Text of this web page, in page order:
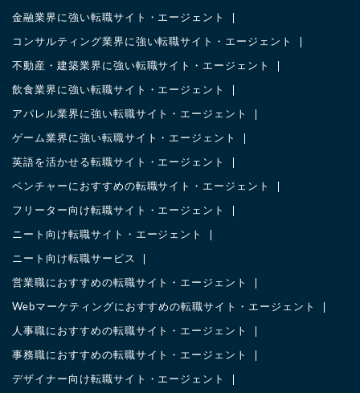
金融業界に強い転職サイト・エージェント
コンサルティング業界に強い転職サイト・エージェント
不動産・建築業界に強い転職サイト・エージェント
飲食業界に強い転職サイト・エージェント
アパレル業界に強い転職サイト・エージェント
ゲーム業界に強い転職サイト・エージェント
英語を活かせる転職サイト・エージェント
ベンチャーにおすすめの転職サイト・エージェント
フリーター向け転職サイト・エージェント
ニート向け転職サイト・エージェント
ニート向け転職サービス
営業職におすすめの転職サイト・エージェント
Webマーケティングにおすすめの転職サイト・エージェント
人事職におすすめの転職サイト・エージェント
事務職におすすめの転職サイト・エージェント
デザイナー向け転職サイト・エージェント